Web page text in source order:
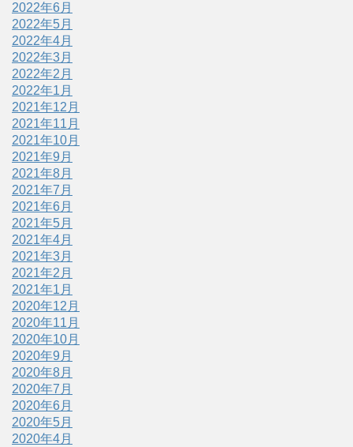
2022年6月
2022年5月
2022年4月
2022年3月
2022年2月
2022年1月
2021年12月
2021年11月
2021年10月
2021年9月
2021年8月
2021年7月
2021年6月
2021年5月
2021年4月
2021年3月
2021年2月
2021年1月
2020年12月
2020年11月
2020年10月
2020年9月
2020年8月
2020年7月
2020年6月
2020年5月
2020年4月